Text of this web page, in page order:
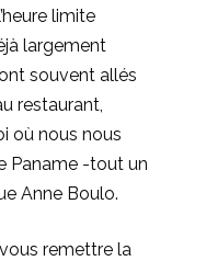
limite
largement
souvent allés
restaurant,
où nous nous
Paname -tout un
Anne Boulo.
remettre la